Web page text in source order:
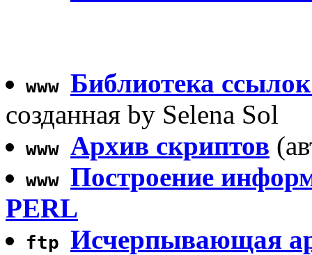
www Библиотека
созданная by Selena Sol
www Архив скриптов
www Построение
PERL
ftp Исчерпывающая